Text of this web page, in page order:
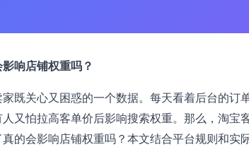
响店铺权重吗？
既关心又困惑的一个数据。每天看着后台的订
又怕拉高客单价后影响搜索权重。那么，淘宝
的会影响店铺权重吗？本文结合平台规则和实